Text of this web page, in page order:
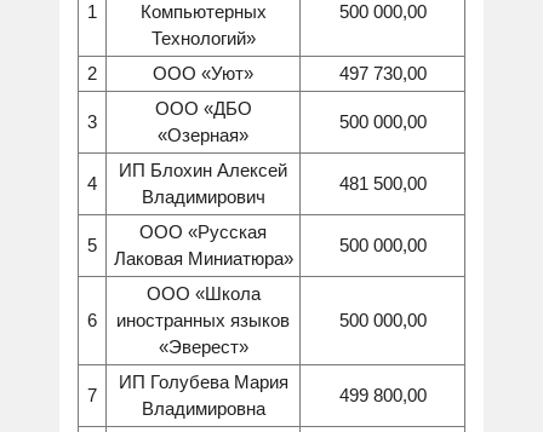
1
Компьютерных
Технологий»
500 000,00
2 ООО «Уют» 497 730,00
3
ООО «ДБО
«Озерная»
500 000,00
4
ИП Блохин Алексей
Владимирович
481 500,00
5
ООО «Русская
Лаковая Миниатюра»
500 000,00
6
ООО «Школа
иностранных языков
«Эверест»
500 000,00
7
ИП Голубева Мария
Владимировна
499 800,00